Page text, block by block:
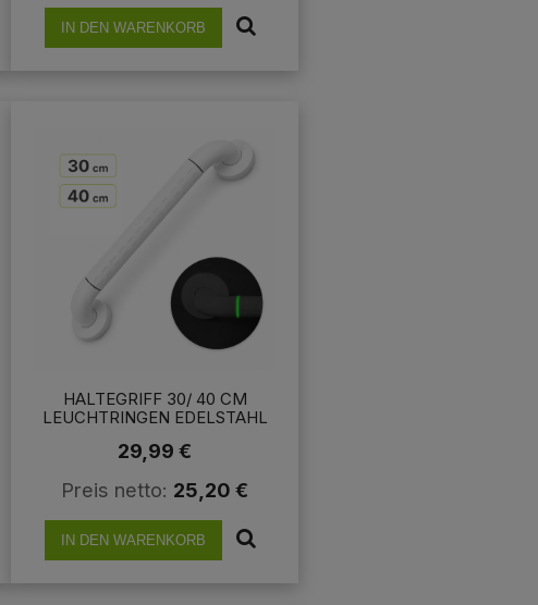
IN DEN WARENKORB
HALTEGRIFF 30/ 40 CM
LEUCHTRINGEN EDELSTAHL
RUTSCHFEST
29,99 €
Preis netto: 25,20 €
IN DEN WARENKORB